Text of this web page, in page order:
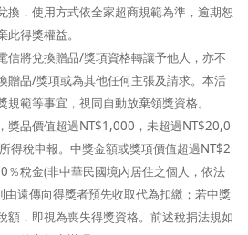
換，使用方式依全家超商規範為準，逾期恕
得獎權益。
信將兌換贈品/獎項資格轉讓予他人，亦不
贈品/獎項或為其他任何主張及請求。本活
規範等事宜，視同自動放棄領獎資格。
獎品價值超過NT$1,000，未超過NT$20,0
得稅申報。中獎金額或獎項價值超過NT$2
稅金(非中華民國境內居住之個人，依法
遠傳向得獎者預先收取代為扣繳；若中獎
額，即視為喪失得獎資格。前述稅捐法規如